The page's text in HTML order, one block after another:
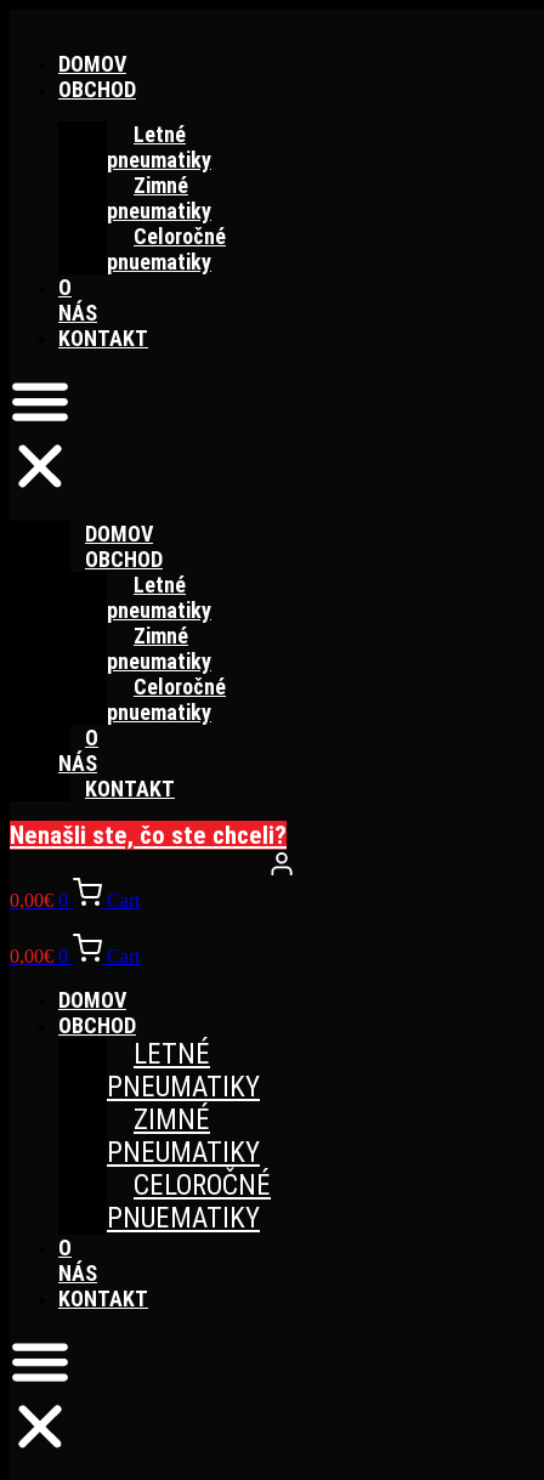
DOMOV
OBCHOD
Letné
pneumatiky
Zimné
pneumatiky
Celoročné
pnuematiky
O
NÁS
KONTAKT
DOMOV
OBCHOD
Letné
pneumatiky
Zimné
pneumatiky
Celoročné
pnuematiky
O
NÁS
KONTAKT
Nenašli ste, čo ste chceli?
0,00€ 0 Cart
0,00€ 0 Cart
DOMOV
OBCHOD
LETNÉ
PNEUMATIKY
ZIMNÉ
PNEUMATIKY
CELOROČNÉ
PNUEMATIKY
O
NÁS
KONTAKT